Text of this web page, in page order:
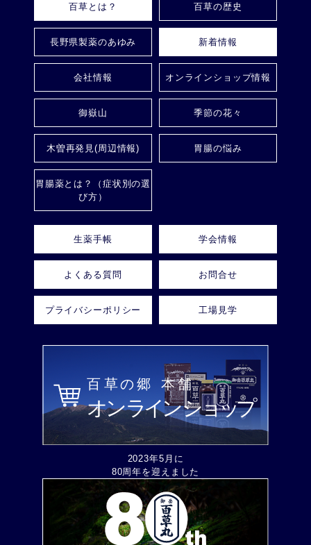
百草とは？ 百草の歴史
長野県製薬のあゆみ 新着情報
会社情報 オンラインショップ情報
御嶽山 季節の花々
木曽再発見(周辺情報) 胃腸の悩み
胃腸薬とは？（症状別の選
び方）
生薬手帳 学会情報
よくある質問 お問合せ
プライバシーポリシー 工場見学
2023年5月に
80周年を迎えました